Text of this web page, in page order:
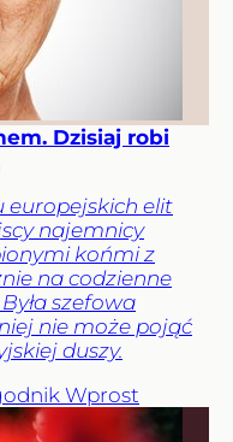
Dzisiaj robi
europejskich elit
najemnicy
końmi z
na codzienne
szefowa
nie może pojąć
duszy.
Wprost